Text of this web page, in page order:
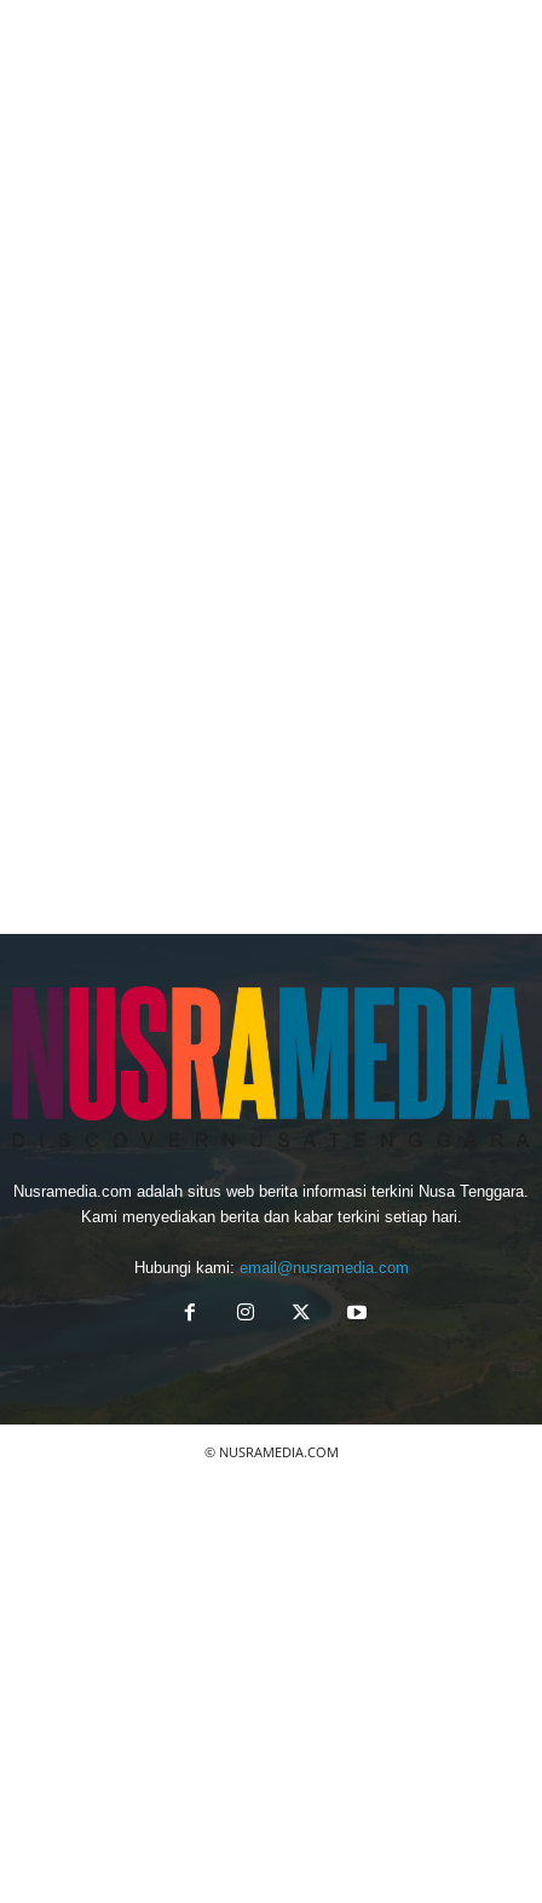
Nusramedia.com adalah situs web berita informasi terkini Nusa Tenggara.
Kami menyediakan berita dan kabar terkini setiap hari.
Hubungi kami: email@nusramedia.com
© NUSRAMEDIA.COM